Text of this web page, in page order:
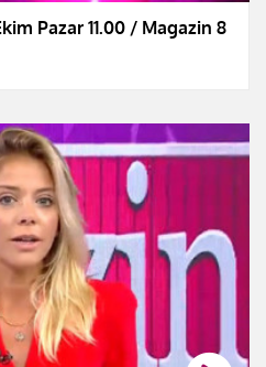
Pazar 11.00 / Magazin 8